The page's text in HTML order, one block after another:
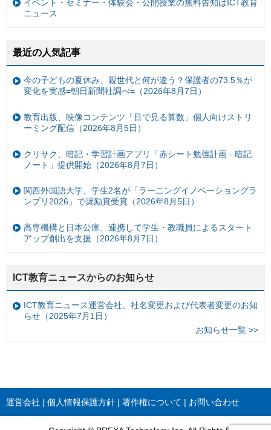
イベント・セミナー・体験会・公開授業の無料告知はICT教育
ニュース
最近の人気記事
今の子どもの夏休み、親世代と何が違う？保護者の73.5％が
変化を実感=朝日新聞社調べ=（2026年8月7日）
教育出版、映像コンテンツ「目で見る算数」個人向けストリ
ーミング配信（2026年8月5日）
クリサク、暗記・学習計画アプリ「赤シート勉強計画 - 暗記
ノート」提供開始（2026年8月7日）
関西外国語大学、学生2名が「ラーニングイノベーショングラ
ンプリ2026」で奨励賞受賞（2026年8月5日）
高専機構と日本公庫、連携して学生・教職員によるスタート
アップ創出を支援（2026年8月7日）
ICT教育ニュースからのお知らせ
ICT教育ニュース運営会社、社名変更および代表者変更のお知
らせ（2025年7月1日）
お知らせ一覧 >>
運営会社 個人情報保護方針 著作権について お問い合わせ